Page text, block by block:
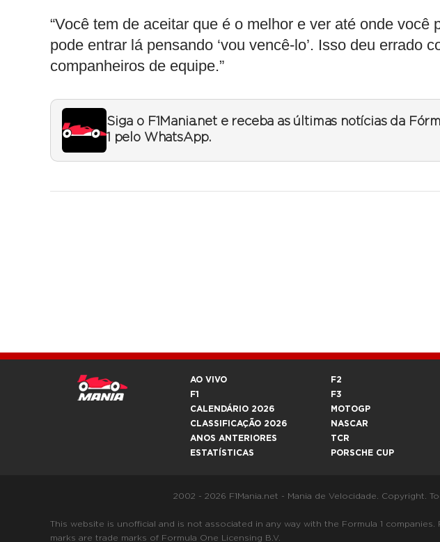
“Você tem de aceitar que é o melhor e ver até onde você
pode entrar lá pensando ‘vou vencê-lo’. Isso deu errado
companheiros de equipe.”
Siga o F1Mania.net e receba as últimas notícias da
1 pelo WhatsApp.
AO VIVO
F1
CALENDÁRIO 2026
CLASSIFICAÇÃO 2026
ANOS ANTERIORES
ESTATÍSTICAS
F2
F3
MOTOGP
NASCAR
TCR
PORSCHE CUP
2002 - 2026 F1Mania.net - Mania de Velocidade. Copyright.
This website is unofficial and is not associated in any way with the Formula 1 companies.
marks are trade marks of Formula One Licensing B.V.